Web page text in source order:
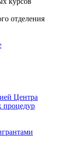
отделения
Центра
процедур